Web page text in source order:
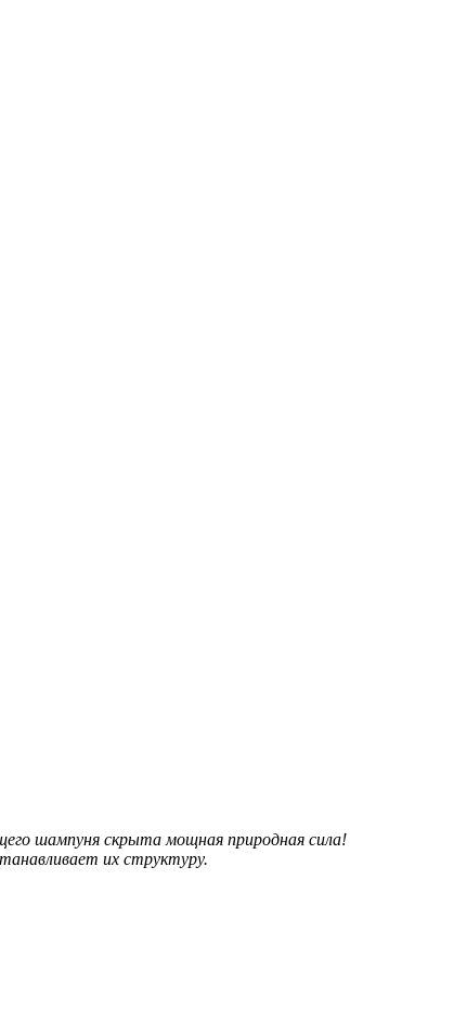
шампуня скрыта мощная природная сила!
их структуру.